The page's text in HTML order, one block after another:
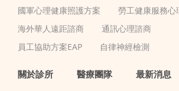
國軍心理健康照護方案
勞工健康服務心
海外華人遠距諮商
通訊心理諮商
員工協助方案EAP
自律神經檢測
關於診所 醫療團隊 最新消息